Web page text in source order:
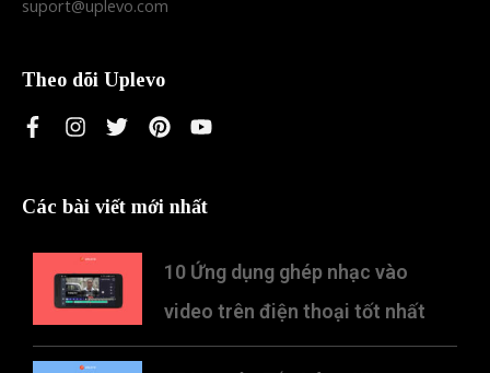
suport@uplevo.com
Theo dõi Uplevo
Các bài viết mới nhất
10 Ứng dụng ghép nhạc vào
video trên điện thoại tốt nhất